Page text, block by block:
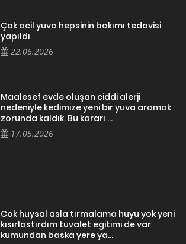
Çok acil yuva hepsinin bakımı tedavisi
yapıldı
22.06.2026
Maalesef evde oluşan ciddi alerji
nedeniyle kedimize yeni bir yuva aramak
zorunda kaldık. Bu kararı ...
17.05.2026
Cok huysal asla tırmalama huyu yok yeni
kısırlastırdım tuvalet egitimi de var
kumundan baska yere ya...